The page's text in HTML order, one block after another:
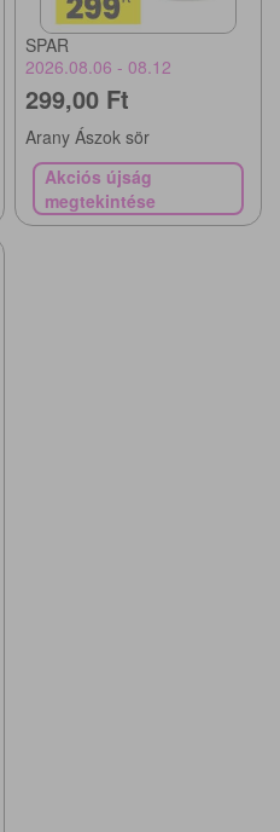
SPAR
2026.08.06 - 08.12
299,00 Ft
Arany Ászok sör
Akciós újság
megtekintése